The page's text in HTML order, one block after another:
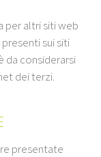
per altri siti web
sui siti
da considerarsi
dei terzi.
presentate